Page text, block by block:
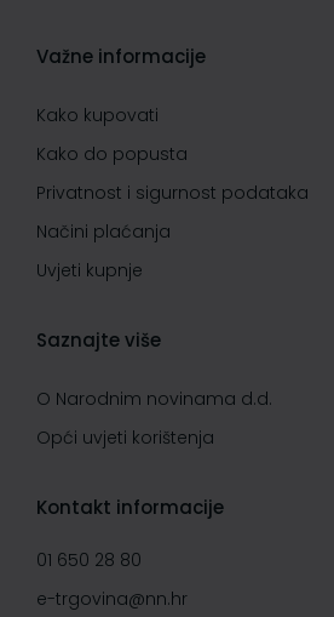
Važne informacije
Kako kupovati
Kako do popusta
Privatnost i sigurnost podataka
Načini plaćanja
Uvjeti kupnje
Saznajte više
O Narodnim novinama d.d.
Opći uvjeti korištenja
Kontakt informacije
01 650 28 80
e-trgovina@nn.hr